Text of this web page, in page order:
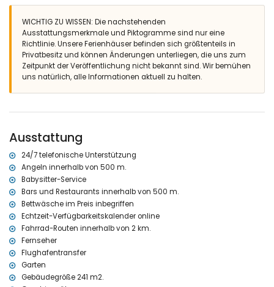
Schlafzimmer und Badezimmer
Schlafzimmer mit Doppelbett (von 200 x 140cm), Klimaanlage und
mit Badezimmer ensuite
Schlafzimmer mit Doppelbett (von 190 x 135cm) und Klimaanlage
Schlafzimmer mit 2 Einzelbetten (von 200 x 90cm), Fernsehen,
Klimaanlage und mit Badezimmer ensuite
Schlafzimmer mit 2 Einzelbetten (von 200 x 90cm), Klimaanlage
und Toilette
und Toilette
ensuite Badezimmer mit Einzelwaschbecken, Dusche und Toilette
2 Badezimmer jedes mit Einzelwaschbecken, Dusche und Toilette
Aussen
grosses und eingezäuntes Grundstück
beheizter privater Pool mit Abmessungen: 10M x 5M und 2M Tiefe
schöner Garten mit Rasen, Kies, Bäumen und Gartenmöbel mit
Spielplatz
3 Terrassen, wovon 2 überdacht
Aussenküche und Barbecue
Aussendusche
Freisitz und Essplatz im Freien
WICHTIG ZU WISSEN: Die nachstehenden
Ausstattungsmerkmale und Piktogramme sind nur eine
Richtlinie. Unsere Ferienhäuser befinden sich größtenteils in
Privatbesitz und können Änderungen unterliegen, die uns zum
Zeitpunkt der Veröffentlichung nicht bekannt sind. Wir bemühen
uns natürlich, alle Informationen aktuell zu halten.
Ausstattung
24/7 telefonische Unterstützung
Angeln innerhalb von 500 m.
Babysitter-Service
Bars und Restaurants innerhalb von 500 m.
Bettwäsche im Preis inbegriffen
Echtzeit-Verfügbarkeitskalender online
Fahrrad-Routen innerhalb von 2 km.
Fernseher
Flughafentransfer
Garten
Gebäudegröße 241 m2.